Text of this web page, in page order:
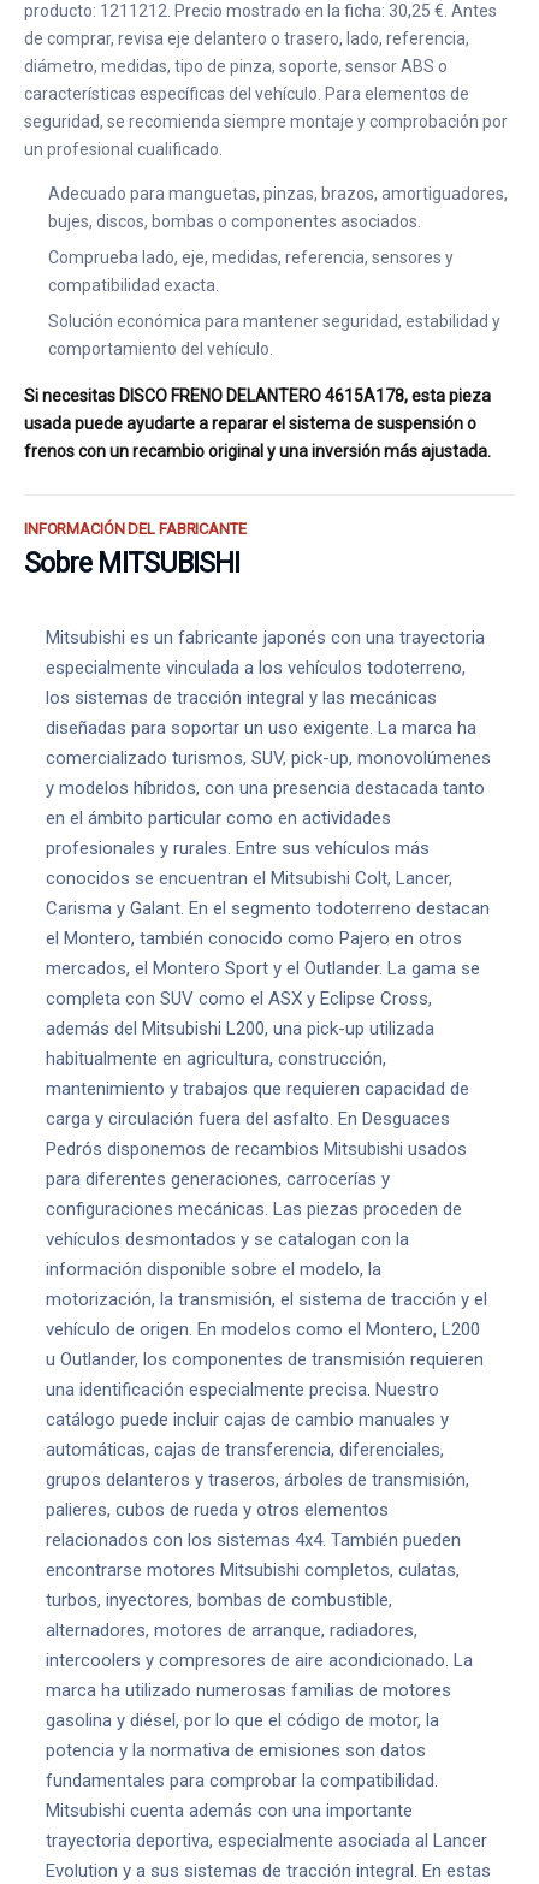
producto: 1211212. Precio mostrado en la ficha: 30,25 €. Antes
de comprar, revisa eje delantero o trasero, lado, referencia,
diámetro, medidas, tipo de pinza, soporte, sensor ABS o
características específicas del vehículo. Para elementos de
seguridad, se recomienda siempre montaje y comprobación por
un profesional cualificado.
Adecuado para manguetas, pinzas, brazos, amortiguadores,
bujes, discos, bombas o componentes asociados.
Comprueba lado, eje, medidas, referencia, sensores y
compatibilidad exacta.
Solución económica para mantener seguridad, estabilidad y
comportamiento del vehículo.
Si necesitas DISCO FRENO DELANTERO 4615A178, esta pieza
usada puede ayudarte a reparar el sistema de suspensión o
frenos con un recambio original y una inversión más ajustada.
INFORMACIÓN DEL FABRICANTE
Sobre MITSUBISHI
Mitsubishi es un fabricante japonés con una trayectoria
especialmente vinculada a los vehículos todoterreno,
los sistemas de tracción integral y las mecánicas
diseñadas para soportar un uso exigente. La marca ha
comercializado turismos, SUV, pick-up, monovolúmenes
y modelos híbridos, con una presencia destacada tanto
en el ámbito particular como en actividades
profesionales y rurales. Entre sus vehículos más
conocidos se encuentran el Mitsubishi Colt, Lancer,
Carisma y Galant. En el segmento todoterreno destacan
el Montero, también conocido como Pajero en otros
mercados, el Montero Sport y el Outlander. La gama se
completa con SUV como el ASX y Eclipse Cross,
además del Mitsubishi L200, una pick-up utilizada
habitualmente en agricultura, construcción,
mantenimiento y trabajos que requieren capacidad de
carga y circulación fuera del asfalto. En Desguaces
Pedrós disponemos de recambios Mitsubishi usados
para diferentes generaciones, carrocerías y
configuraciones mecánicas. Las piezas proceden de
vehículos desmontados y se catalogan con la
información disponible sobre el modelo, la
motorización, la transmisión, el sistema de tracción y el
vehículo de origen. En modelos como el Montero, L200
u Outlander, los componentes de transmisión requieren
una identificación especialmente precisa. Nuestro
catálogo puede incluir cajas de cambio manuales y
automáticas, cajas de transferencia, diferenciales,
grupos delanteros y traseros, árboles de transmisión,
palieres, cubos de rueda y otros elementos
relacionados con los sistemas 4x4. También pueden
encontrarse motores Mitsubishi completos, culatas,
turbos, inyectores, bombas de combustible,
alternadores, motores de arranque, radiadores,
intercoolers y compresores de aire acondicionado. La
marca ha utilizado numerosas familias de motores
gasolina y diésel, por lo que el código de motor, la
potencia y la normativa de emisiones son datos
fundamentales para comprobar la compatibilidad.
Mitsubishi cuenta además con una importante
trayectoria deportiva, especialmente asociada al Lancer
Evolution y a sus sistemas de tracción integral. En estas